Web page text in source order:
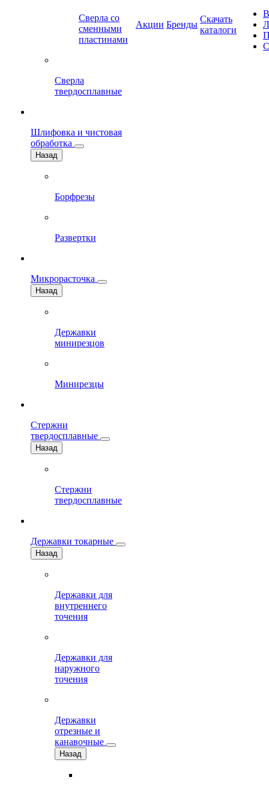
Сверла со
сменными
пластинами
Сверла
твердосплавные
Шлифовка и чистовая
обработка
Назад
Борфрезы
Развертки
Микрорасточка
Назад
Державки
минирезцов
Минирезцы
Стержни
твердосплавные
Назад
Стержни
твердосплавные
Державки токарные
Назад
Державки для
внутреннего
точения
Державки для
наружного
точения
Державки
отрезные и
канавочные
Назад
Акции Бренды
Скачать
каталоги